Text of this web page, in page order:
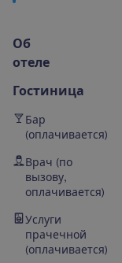
Об
отеле
Гостиница
Бар
(оплачивается)
Врач (по
вызову,
оплачивается)
Услуги
прачечной
(оплачивается)